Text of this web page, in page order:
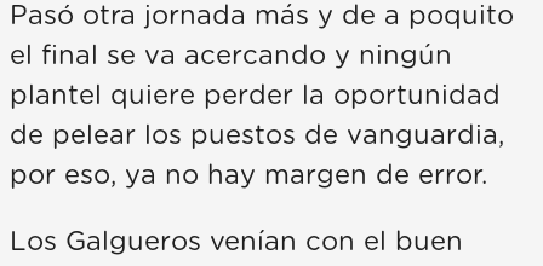
Pasó otra jornada más y de a poquito
el final se va acercando y ningún
plantel quiere perder la oportunidad
de pelear los puestos de vanguardia,
por eso, ya no hay margen de error.
Los Galgueros venían con el buen